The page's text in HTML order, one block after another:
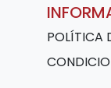
POLÍTICA